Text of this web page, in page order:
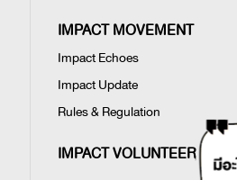
IMPACT MOVEMENT
Impact Echoes
Impact Update
Rules & Regulation
IMPACT VOLUNTEER